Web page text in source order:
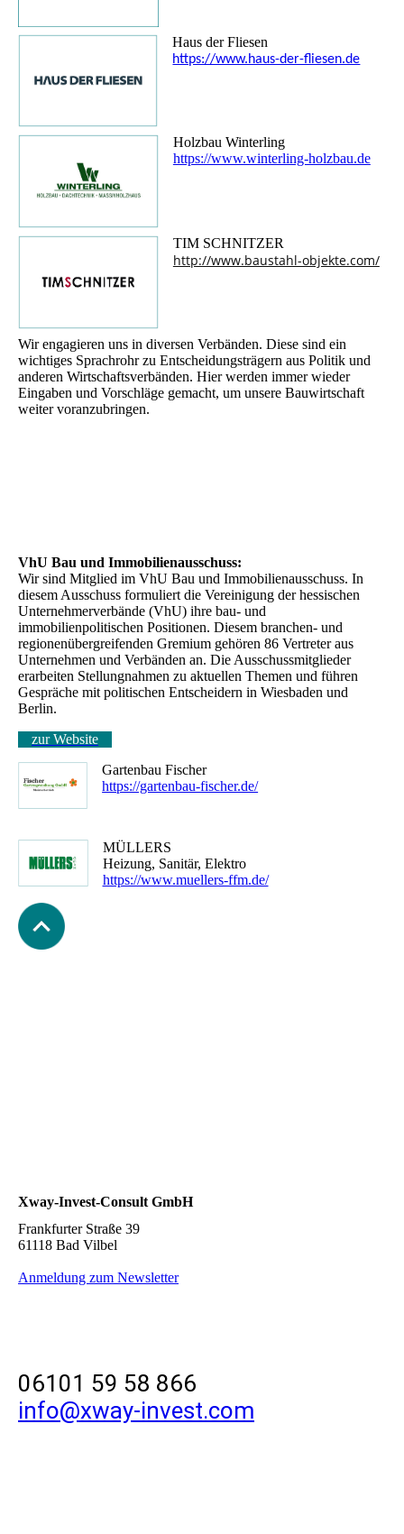
Haus der Fliesen
https://www.haus-der-fliesen.de
Holzbau Winterling
https://www.winterling-holzbau.de
TIM SCHNITZER
http://www.baustahl-objekte.com/
Wir engagieren uns in diversen Verbänden. Diese sind ein
wichtiges Sprachrohr zu Entscheidungsträgern aus Politik und
anderen Wirtschaftsverbänden. Hier werden immer wieder
Eingaben und Vorschläge gemacht, um unsere Bauwirtschaft
weiter voranzubringen.
VhU Bau und Immobilienausschuss:
Wir sind Mitglied im VhU Bau und Immobilienausschuss. In
diesem Ausschuss formuliert die Vereinigung der hessischen
Unternehmerverbände (VhU) ihre bau- und
immobilienpolitischen Positionen. Diesem branchen- und
regionenübergreifenden Gremium gehören 86 Vertreter aus
Unternehmen und Verbänden an. Die Ausschussmitglieder
erarbeiten Stellungnahmen zu aktuellen Themen und führen
Gespräche mit politischen Entscheidern in Wiesbaden und
Berlin.
zur Website
Gartenbau Fischer
https://gartenbau-fischer.de/
MÜLLERS
Heizung, Sanitär, Elektro
https://www.muellers-ffm.de/
Xway-Invest-Consult GmbH
Frankfurter Straße 39
61118 Bad Vilbel
Anmeldung zum Newsletter
06101 59 58 866
info@xway-invest.com